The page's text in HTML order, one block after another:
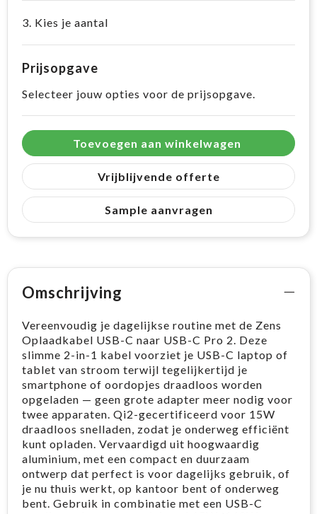
3. Kies je aantal
Prijsopgave
Selecteer jouw opties voor de prijsopgave.
Toevoegen aan winkelwagen
Vrijblijvende offerte
Sample aanvragen
Omschrijving
Vereenvoudig je dagelijkse routine met de Zens
Oplaadkabel USB-C naar USB-C Pro 2. Deze
slimme 2-in-1 kabel voorziet je USB-C laptop of
tablet van stroom terwijl tegelijkertijd je
smartphone of oordopjes draadloos worden
opgeladen — geen grote adapter meer nodig voor
twee apparaten. Qi2-gecertificeerd voor 15W
draadloos snelladen, zodat je onderweg efficiënt
kunt opladen. Vervaardigd uit hoogwaardig
aluminium, met een compact en duurzaam
ontwerp dat perfect is voor dagelijks gebruik, of
je nu thuis werkt, op kantoor bent of onderweg
bent. Gebruik in combinatie met een USB-C